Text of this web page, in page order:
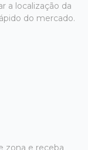
a localização da
do mercado.
zona e receba